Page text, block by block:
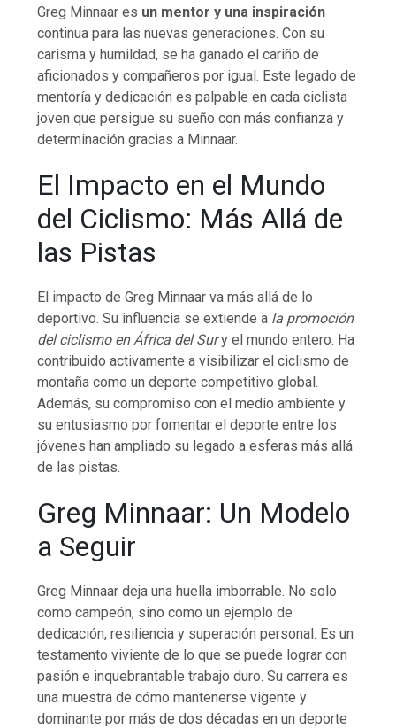
Greg Minnaar es un mentor y una inspiración
continua para las nuevas generaciones. Con su
carisma y humildad, se ha ganado el cariño de
aficionados y compañeros por igual. Este legado de
mentoría y dedicación es palpable en cada ciclista
joven que persigue su sueño con más confianza y
determinación gracias a Minnaar.
El Impacto en el Mundo
del Ciclismo: Más Allá de
las Pistas
El impacto de Greg Minnaar va más allá de lo
deportivo. Su influencia se extiende a la promoción
del ciclismo en África del Sury el mundo entero. Ha
contribuido activamente a visibilizar el ciclismo de
montaña como un deporte competitivo global.
Además, su compromiso con el medio ambiente y
su entusiasmo por fomentar el deporte entre los
jóvenes han ampliado su legado a esferas más allá
de las pistas.
Greg Minnaar: Un Modelo
a Seguir
Greg Minnaar deja una huella imborrable. No solo
como campeón, sino como un ejemplo de
dedicación, resiliencia y superación personal. Es un
testamento viviente de lo que se puede lograr con
pasión e inquebrantable trabajo duro. Su carrera es
una muestra de cómo mantenerse vigente y
dominante por más de dos décadas en un deporte